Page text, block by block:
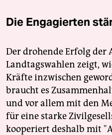
Die Engagierten
Der drohende Erfolg der
Landtagswahlen zeigt,
Kräfte inzwischen
braucht es
und vor allem mit den
für eine starke
kooperiert deshalb mit